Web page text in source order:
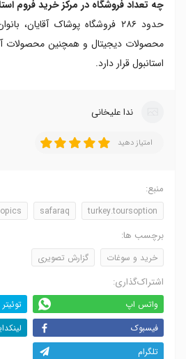
چه تعداد فروشگاه در مرکز خرید فروم
حدود ۲۸۶ فروشگاه پوشاک
محصولات دیجیتال و همچنین محصولات
استانبول قرار دارد.
ندا علیخانی
امتیاز دهید
منبع:
turkey.toursoption
safaraq
برچسب ها:
خرید و سوغات گزارش تصویری
اشتراک‌گذاری:
واتس اپ
توئیتر
فیسبوک
تلگرام